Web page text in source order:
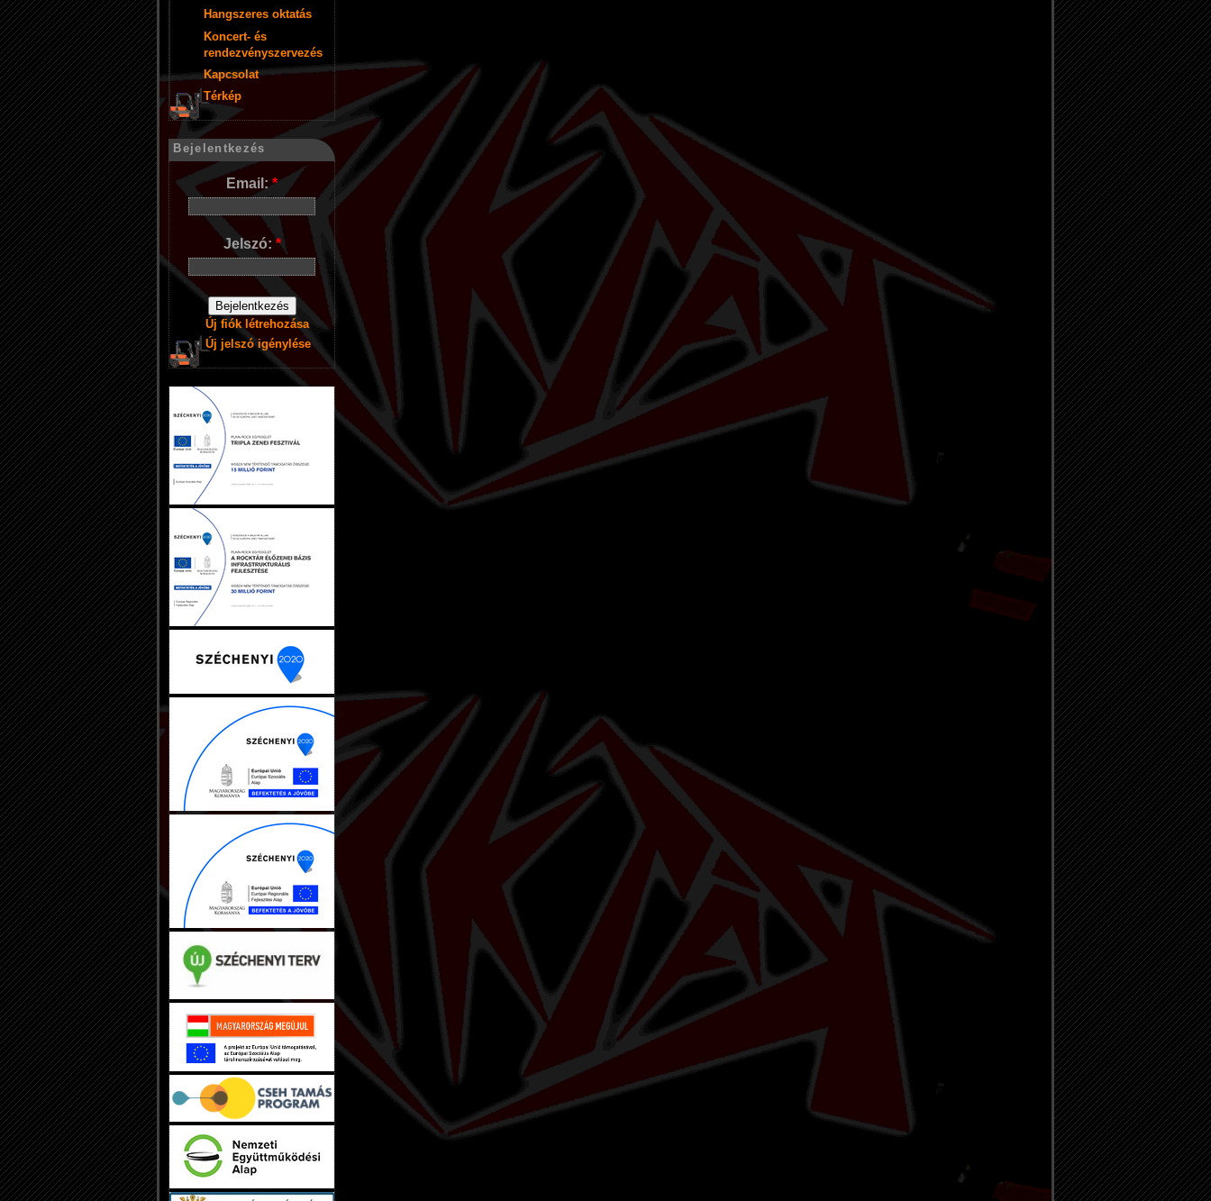
Hangszeres oktatás
Koncert- és
rendezvényszervezés
Kapcsolat
Térkép
Bejelentkezés
Email:*
Jelszó: *
Új fiók létrehozása
Új jelszó igénylése